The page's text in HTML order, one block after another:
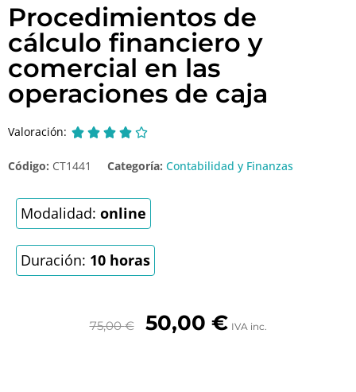
Procedimientos de
cálculo financiero y
comercial en las
operaciones de caja
Valoración:     
Código: CT1441 Categoría: Contabilidad y Finanzas
Modalidad: online
Duración: 10 horas
75,00€ 50,00 € IVA inc.